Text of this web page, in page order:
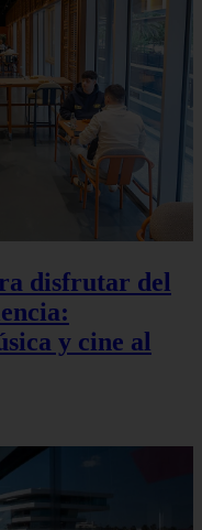
disfrutar del
y cine al